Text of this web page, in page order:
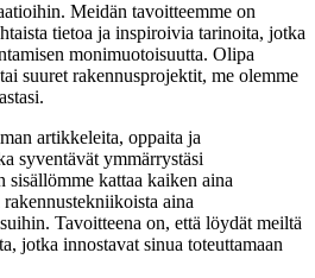
Meidän tavoitteemme on
tietoa ja inspiroivia tarinoita, jotka
monimuotoisuutta. Olipa
suuret rakennusprojektit, me olemme
artikkeleita, oppaita ja
syventävät ymmärrystäsi
sisällömme kattaa kaiken aina
aina
Tavoitteena on, että löydät meiltä
jotka innostavat sinua toteuttamaan